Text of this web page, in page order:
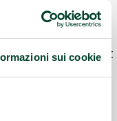
sui cookie
Tabacchi
- info@aiasport.it